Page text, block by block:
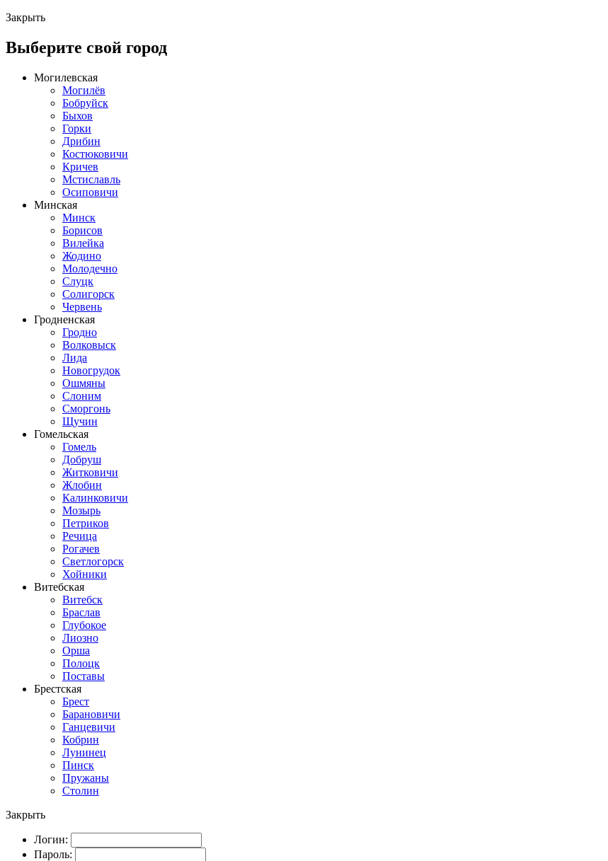
Закрыть
Выберите свой город
Могилевская
Могилёв
Бобруйск
Быхов
Горки
Дрибин
Костюковичи
Кричев
Мстиславль
Осиповичи
Минская
Минск
Борисов
Вилейка
Жодино
Молодечно
Слуцк
Солигорск
Червень
Гродненская
Гродно
Волковыск
Лида
Новогрудок
Ошмяны
Слоним
Сморгонь
Щучин
Гомельская
Гомель
Добруш
Житковичи
Жлобин
Калинковичи
Мозырь
Петриков
Речица
Рогачев
Светлогорск
Хойники
Витебская
Витебск
Браслав
Глубокое
Лиозно
Орша
Полоцк
Поставы
Брестская
Брест
Барановичи
Ганцевичи
Кобрин
Лунинец
Пинск
Пружаны
Столин
Закрыть
Логин:
Пароль: